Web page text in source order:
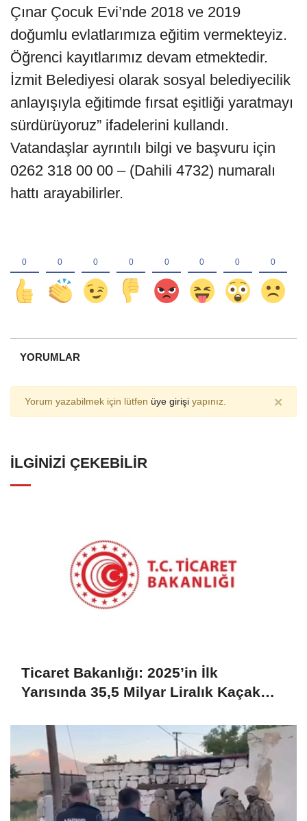
Çınar Çocuk Evi’nde 2018 ve 2019
doğumlu evlatlarımıza eğitim vermekteyiz.
Öğrenci kayıtlarımız devam etmektedir.
İzmit Belediyesi olarak sosyal belediyecilik
anlayışıyla eğitimde fırsat eşitliği yaratmayı
sürdürüyoruz” ifadelerini kullandı.
Vatandaşlar ayrıntılı bilgi ve başvuru için
0262 318 00 00 – (Dahili 4732) numaralı
hattı arayabilirler.
YORUMLAR
Yorum yazabilmek için lütfen üye girişi yapınız. ×
İLGINIZI ÇEKEBILIR
Ticaret Bakanlığı: 2025’in İlk
Yarısında 35,5 Milyar Liralık Kaçak